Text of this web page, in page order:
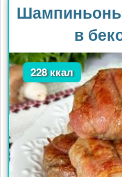
в
228 ккал